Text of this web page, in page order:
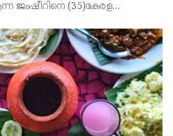
ജംഷീറിനെ (35)കേരള